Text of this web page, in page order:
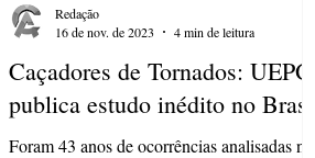
Caçadores de Tornados: UEPG
publica estudo inédito no Brasil
Foram 43 anos de ocorrências analisadas no
Redação
16 de nov. de 2023
4 min de leitura